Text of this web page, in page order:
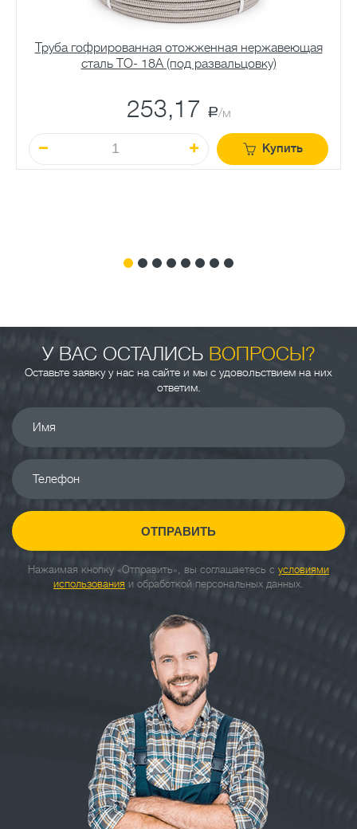
Труба гофрированная отожженная нержавеющая
сталь TO- 18A (под развальцовку)
253,17 a/м
Купить
У ВАС ОСТАЛИСЬ ВОПРОСЫ?
Оставьте заявку у нас на сайте и мы с удовольствием на них
ответим.
Имя
Телефон
ОТПРАВИТЬ
Нажаимая кнопку «Отправить», вы соглашаетесь с условиями
использования и обработкой персональных данных.